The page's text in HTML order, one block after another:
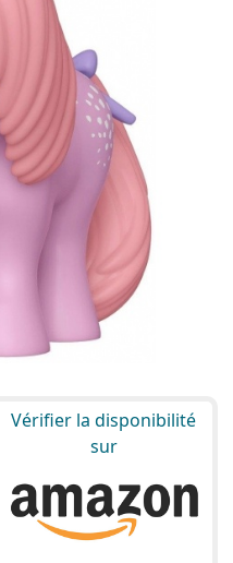
Vérifier la disponibilité
sur